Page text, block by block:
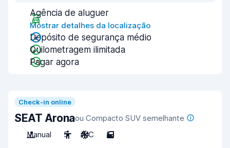
Agência de aluguer
Mostrar detalhes da localização
Depósito de segurança médio
Quilometragem ilimitada
Pagar agora
Check-in online
SEAT Aronaou Compacto SUV semelhante
Manual
5 A/C 5